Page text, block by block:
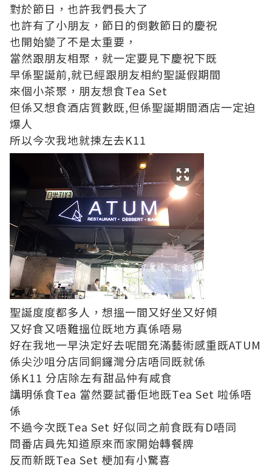
對於節日，也許我們長大了
也許有了小朋友，節日的倒數節日的慶祝
也開始變了不是太重要，
當然跟朋友相聚，就一定要見下慶祝下既
早係聖誕前,就已經跟朋友相約聖誕假期間
來個小茶聚，朋友想食Tea Set
但係又想食酒店質數既,但係聖誕期間酒店一定迫
爆人
所以今次我地就揀左去K11
聖誕度度都多人，想搵一間又好坐又好傾
又好食又唔難搵位既地方真係唔易
好在我地一早決定好去呢間充滿藝術感重既ATUM
係尖沙咀分店同銅鑼灣分店唔同既就係
係K11 分店除左有甜品仲有咸食
講明係食Tea 當然要試番佢地既Tea Set 啦係唔
係
不過今次既Tea Set 好似同之前食既有D唔同
問番店員先知道原來而家開始轉餐牌
反而新既Tea Set 梗加有小驚喜